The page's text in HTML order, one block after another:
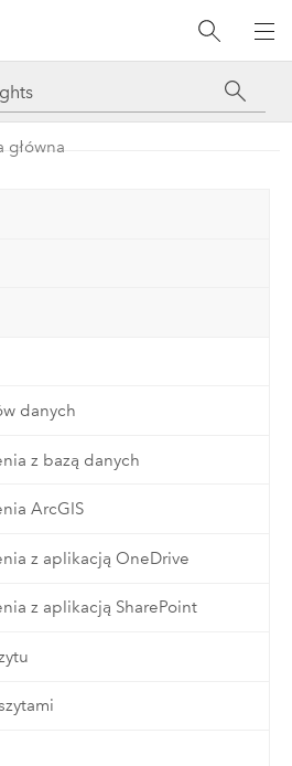
główna
danych
z bazą danych
ArcGIS
z aplikacją OneDrive
z aplikacją SharePoint